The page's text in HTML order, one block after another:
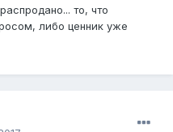
то, что
либо ценник уже